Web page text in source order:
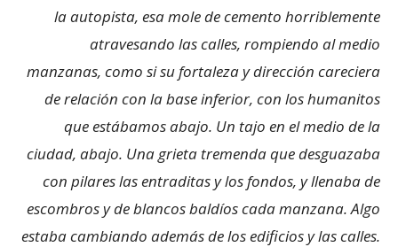
la autopista, esa mole de cemento horriblemente
atra­vesando las calles, rompiendo al medio
manzanas, como si su fortaleza y dirección careciera
de relación con la base inferior, con los humanitos
que estábamos abajo. Un tajo en el medio de la
ciudad, abajo. Una grieta tremenda que desguazaba
con pilares las entraditas y los fondos, y llena­ba de
escombros y de blancos baldíos cada manzana. Algo
estaba cambiando además de los edificios y las calles.